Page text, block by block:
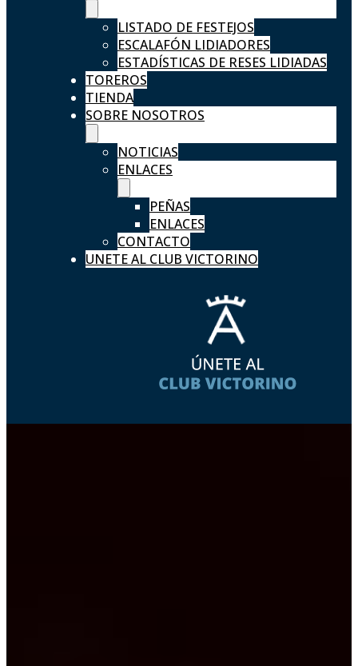
LISTADO DE FESTEJOS
ESCALAFÓN LIDIADORES
ESTADÍSTICAS DE RESES LIDIADAS
TOREROS
TIENDA
SOBRE NOSOTROS
NOTICIAS
ENLACES
PEÑAS
ENLACES
CONTACTO
UNETE AL CLUB VICTORINO